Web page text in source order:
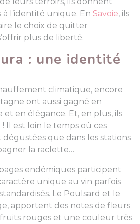
à l’identité unique. En Savoie, ils
le choix de quitter
plus de liberté.
: une identité
climatique, encore
ont aussi gagné en
et en élégance. Et, en plus, ils
Il est loin le temps où ces
dégustées que dans les stations
la raclette…
endémiques participent
unique au vin parfois
Le Poulsard et le
apportent des notes de fleurs
rouges et une couleur très